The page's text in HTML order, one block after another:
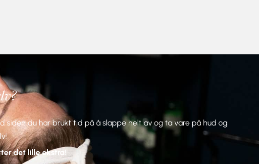
siden du har brukt tid på å slappe helt av og ta vare på hud og
det lille ekstra!